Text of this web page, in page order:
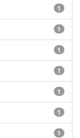
1
1
1
1
1
1
1